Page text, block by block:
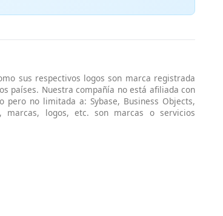
sus respectivos logos son marca registrada
países. Nuestra compañía no está afiliada con
pero no limitada a: Sybase, Business Objects,
marcas, logos, etc. son marcas o servicios